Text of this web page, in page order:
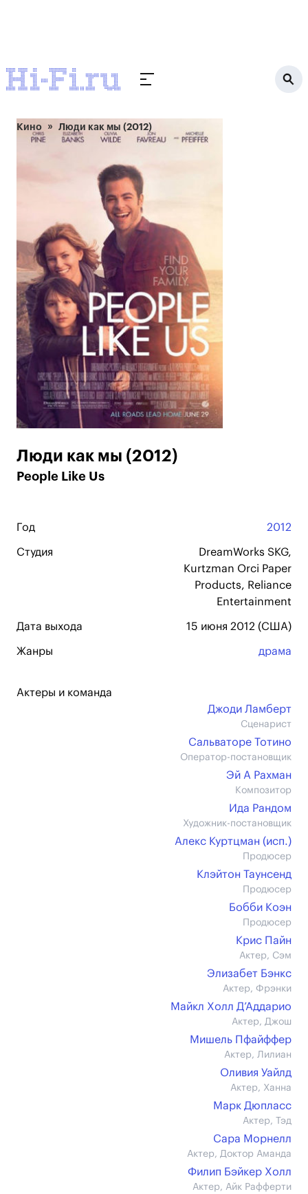
Кино Люди как мы (2012)
Люди как мы (2012)
People Like Us
Год 2012
Студия
DreamWorks SKG,
Kurtzman Orci Paper
Products, Reliance
Entertainment
Дата выхода 15 июня 2012 (США)
Жанры драма
Актеры и команда
Джоди Ламберт
Сценарист
Сальваторе Тотино
Оператор-постановщик
Эй А Рахман
Композитор
Ида Рандом
Художник-постановщик
Алекс Куртцман (иcп.)
Продюсер
Клэйтон Таунсенд
Продюсер
Бобби Коэн
Продюсер
Крис Пайн
Актер, Сэм
Элизабет Бэнкс
Актер, Фрэнки
Майкл Холл Д’Аддарио
Актер, Джош
Мишель Пфайффер
Актер, Лилиан
Оливия Уайлд
Актер, Ханна
Марк Дюпласс
Актер, Тэд
Сара Морнелл
Актер, Доктор Аманда
Филип Бэйкер Холл
Актер, Айк Рафферти